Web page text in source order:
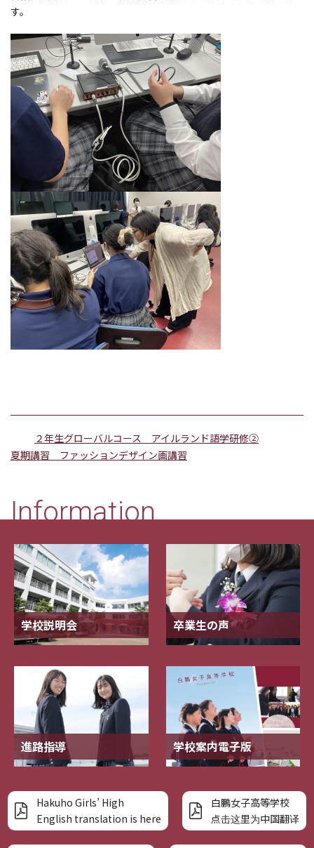
す。
２年生グローバルコース アイルランド語学研修②
夏期講習 ファッションデザイン画講習
Information
学校説明会 卒業生の声
進路指導 学校案内電子版
Hakuho Girls’ High
English translation is here
白鵬女子高等学校
点击这里为中国翻译